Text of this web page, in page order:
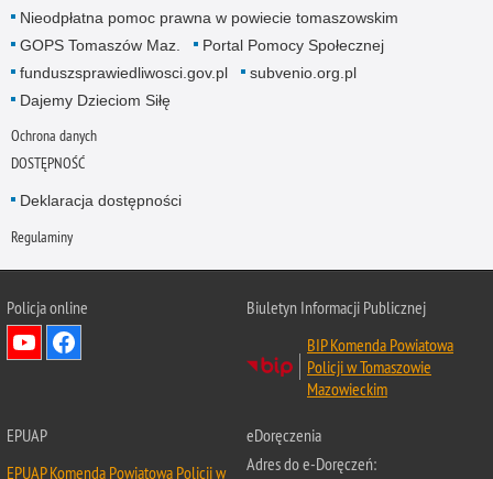
Nieodpłatna pomoc prawna w powiecie tomaszowskim
GOPS Tomaszów Maz.
Portal Pomocy Społecznej
funduszsprawiedliwosci.gov.pl
subvenio.org.pl
Dajemy Dzieciom Siłę
Ochrona danych
DOSTĘPNOŚĆ
Deklaracja dostępności
Regulaminy
Policja online
Biuletyn Informacji Publicznej
BIP Komenda Powiatowa
Policji w Tomaszowie
Mazowieckim
EPUAP
EPUAP Komenda Powiatowa Policji w
eDoręczenia
Adres do e-Doręczeń: